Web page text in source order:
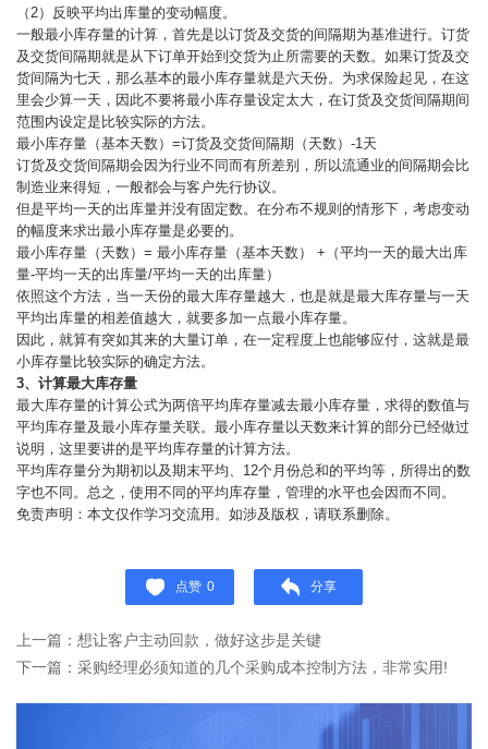
（2）反映平均出库量的变动幅度。
一般最小库存量的计算，首先是以订货及交货的间隔期为基准进行。订货
及交货间隔期就是从下订单开始到交货为止所需要的天数。如果订货及交
货间隔为七天，那么基本的最小库存量就是六天份。为求保险起见，在这
里会少算一天，因此不要将最小库存量设定太大，在订货及交货间隔期间
范围内设定是比较实际的方法。
最小库存量（基本天数）=订货及交货间隔期（天数）-1天
订货及交货间隔期会因为行业不同而有所差别，所以流通业的间隔期会比
制造业来得短，一般都会与客户先行协议。
但是平均一天的出库量并没有固定数。在分布不规则的情形下，考虑变动
的幅度来求出最小库存量是必要的。
最小库存量（天数）= 最小库存量（基本天数） +（平均一天的最大出库
量-平均一天的出库量/平均一天的出库量）
依照这个方法，当一天份的最大库存量越大，也是就是最大库存量与一天
平均出库量的相差值越大，就要多加一点最小库存量。
因此，就算有突如其来的大量订单，在一定程度上也能够应付，这就是最
小库存量比较实际的确定方法。
3、计算最大库存量
最大库存量的计算公式为两倍平均库存量减去最小库存量，求得的数值与
平均库存量及最小库存量关联。最小库存量以天数来计算的部分已经做过
说明，这里要讲的是平均库存量的计算方法。
平均库存量分为期初以及期末平均、12个月份总和的平均等，所得出的数
字也不同。总之，使用不同的平均库存量，管理的水平也会因而不同。
免责声明：本文仅作学习交流用。如涉及版权，请联系删除。
点赞 0 分享
上一篇：想让客户主动回款，做好这步是关键
下一篇：采购经理必须知道的几个采购成本控制方法，非常实用!